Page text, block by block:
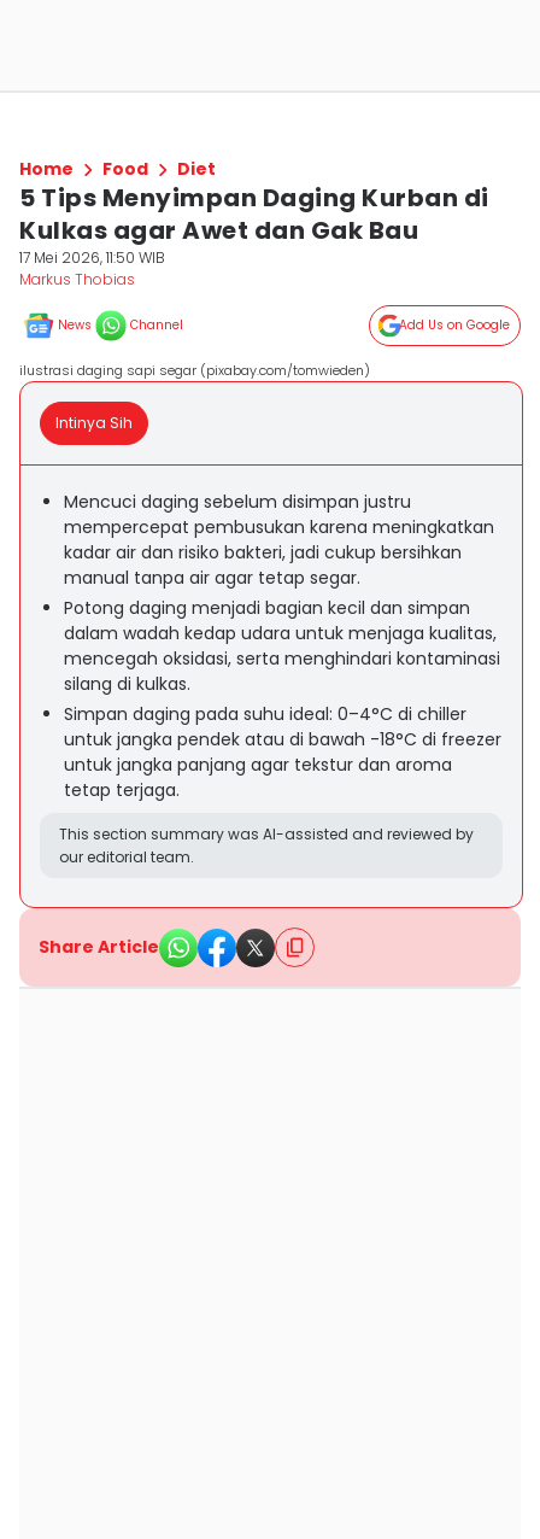
Home Food Diet
5 Tips Menyimpan Daging Kurban di
Kulkas agar Awet dan Gak Bau
17 Mei 2026, 11:50 WIB
Markus Thobias
News Channel Add Us on Google
ilustrasi daging sapi segar (pixabay.com/tomwieden)
Intinya Sih
Mencuci daging sebelum disimpan justru
mempercepat pembusukan karena meningkatkan
kadar air dan risiko bakteri, jadi cukup bersihkan
manual tanpa air agar tetap segar.
Potong daging menjadi bagian kecil dan simpan
dalam wadah kedap udara untuk menjaga kualitas,
mencegah oksidasi, serta menghindari kontaminasi
silang di kulkas.
Simpan daging pada suhu ideal: 0–4°C di chiller
untuk jangka pendek atau di bawah -18°C di freezer
untuk jangka panjang agar tekstur dan aroma
tetap terjaga.
This section summary was AI-assisted and reviewed by
our editorial team.
Share Article